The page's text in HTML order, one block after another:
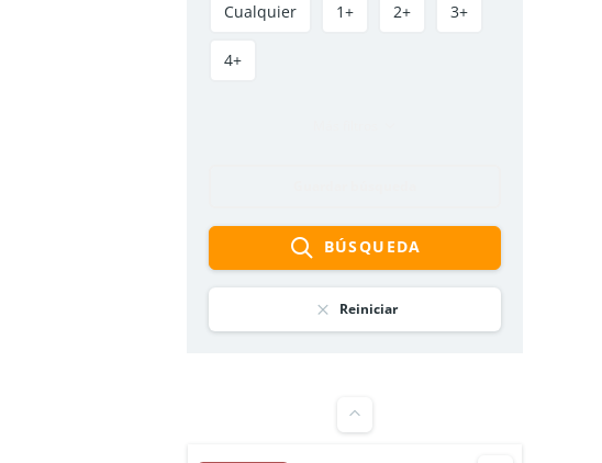
Cualquier 1+ 2+ 3+
4+
BÚSQUEDA
Reiniciar
APARTAMENTO EN OFERTA –
ASTROMELIA 1 – CIUDAD VERDE
$135 000 000
3 hab 1 baño 56 m²